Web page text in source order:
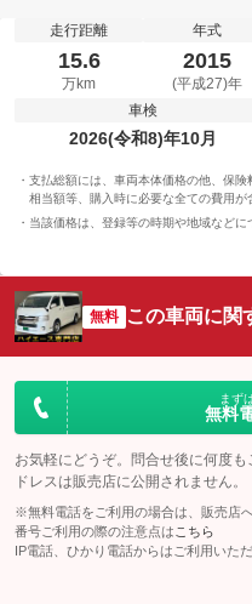
走行距離
15.6
万km
年式
2015
(平成27)年
車検
2026(令和8)年10月
支払総額には、車両本体価格の他、保
相当額等、購入時に必要な全ての費用が
当該価格は、登録等の時期や地域などに
無料 この車両に関
まず
無料
お気軽にどうぞ。問合せ後に何度
ドレスは販売店に公開されません。
※無料電話をご利用の場合は、販売店
番号ご利用の際の注意点は こちら
IP電話、ひかり電話からはご利用いただ